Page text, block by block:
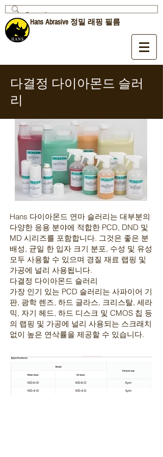
Hans Abrasive 정밀 래핑 필름
다결정 다이아몬드 슬러
리
Hans 다이아몬드 연마 슬러리는 대부분의
다양한 응용 분야에 적합한 PCD, DND 및
MD 시리즈를 포함합니다. 그것은 좋은 분
배성, 균일 한 입자 크기 분포, 수성 및 유성
모두 사용할 수 있으며 경질 재료 랩핑 및
가공에 널리 사용됩니다.
다결정 다이아몬드 슬러리
가장 인기 있는 PCD 슬러리는 사파이어 기
판, 광학 렌즈, 하드 글라스, 크리스탈, 세라
믹, 자기 헤드, 하드 디스크 및 CMOS 칩 등
의 랩핑 및 가공에 널리 사용되는 스크래치
없이 높은 연삭률을 제공할 수 있습니다.